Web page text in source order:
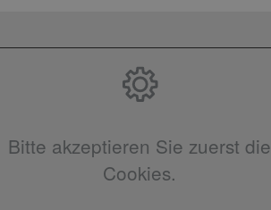
Bitte akzeptieren Sie zuerst die
Cookies.